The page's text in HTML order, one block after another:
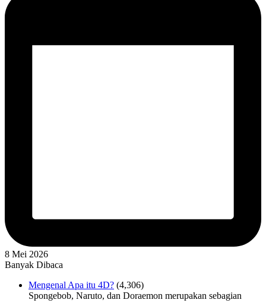
8 Mei 2026
Banyak Dibaca
Mengenal Apa itu 4D? (4,306)
Spongebob, Naruto, dan Doraemon merupakan sebagian